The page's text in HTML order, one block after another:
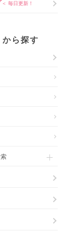
＜ 毎日更新！
ら探す